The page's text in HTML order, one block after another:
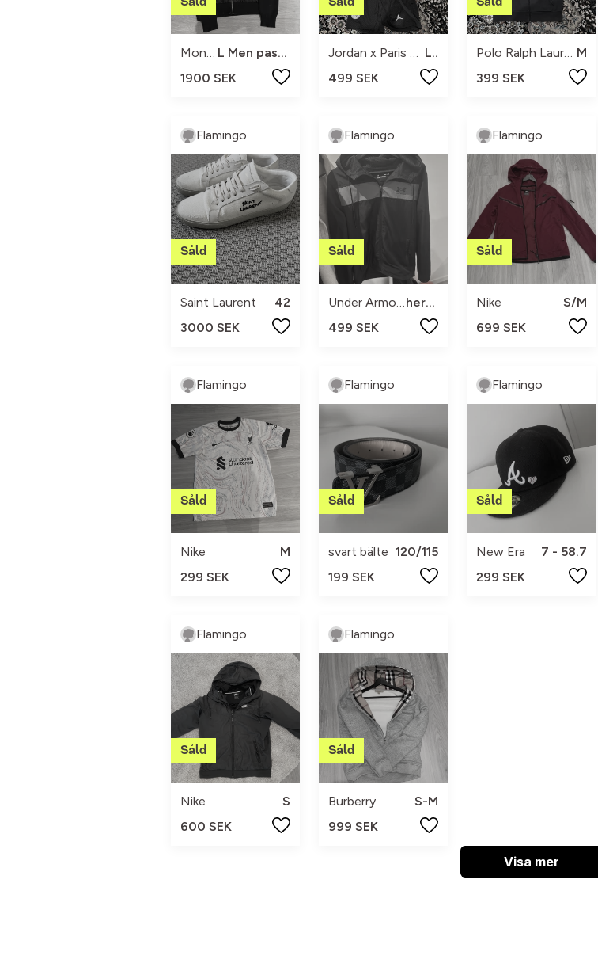
L Men passar M
1900 SEK
L/M
499 SEK
399 SEK
Flamingo
Saint Laurent
42
3000 SEK
Flamingo
Under Armour
herr s
499 SEK
Flamingo
Nike
S/M
699 SEK
Flamingo
Nike
M
299 SEK
Flamingo
svart bälte 120/115
199 SEK
Flamingo
New Era
7 - 58.7
299 SEK
Flamingo
Nike
S
600 SEK
Flamingo
Burberry
S-M
999 SEK
Visa mer